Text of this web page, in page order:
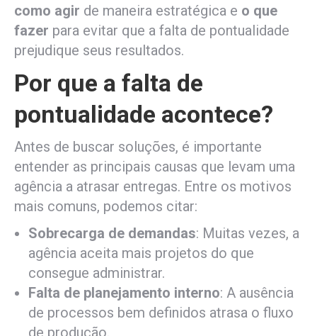
como agir de maneira estratégica e o que
fazer para evitar que a falta de pontualidade
prejudique seus resultados.
Por que a falta de
pontualidade acontece?
Antes de buscar soluções, é importante
entender as principais causas que levam uma
agência a atrasar entregas. Entre os motivos
mais comuns, podemos citar:
Sobrecarga de demandas: Muitas vezes, a
agência aceita mais projetos do que
consegue administrar.
Falta de planejamento interno: A ausência
de processos bem definidos atrasa o fluxo
de produção.